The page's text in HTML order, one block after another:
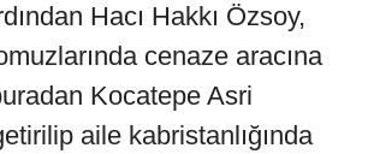
Hacı Hakkı Özsoy,
cenaze aracına
Kocatepe Asri
aile kabristanlığında